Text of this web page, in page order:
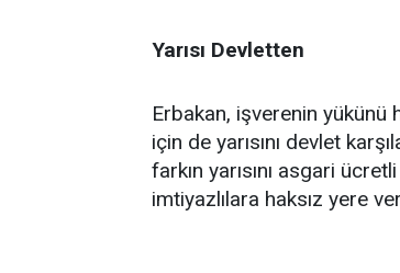
Yarısı Devletten
Erbakan, işverenin yükünü
için de yarısını devlet
farkın yarısını asgari
imtiyazlılara haksız yere